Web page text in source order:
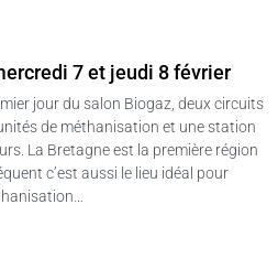
7 et jeudi 8 février
jour du salon Biogaz, deux circuits
de méthanisation et une station
La Bretagne est la première région
c’est aussi le lieu idéal pour